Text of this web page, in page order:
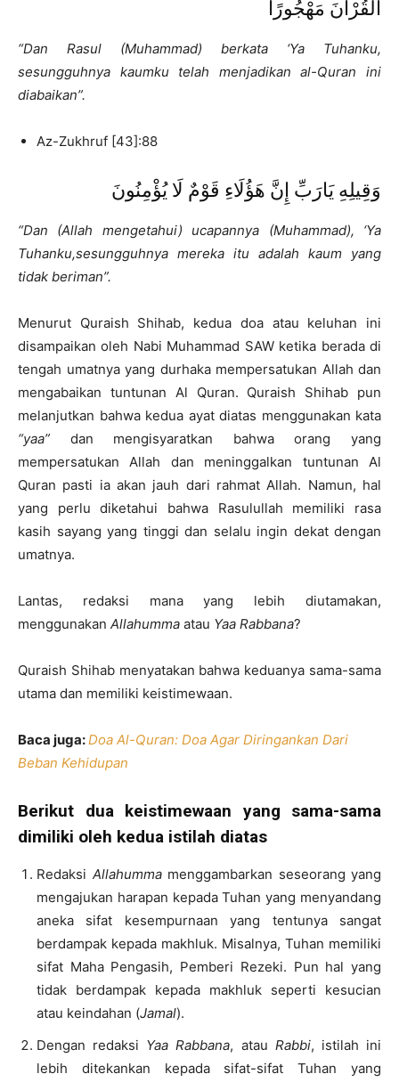
الْقُرْآنَ مَهْجُورًا
“Dan Rasul (Muhammad) berkata ‘Ya Tuhanku,
sesungguhnya kaumku telah menjadikan al-Quran ini
diabaikan”.
Az-Zukhruf [43]:88
وَقِيلِهِ يَارَبِّ إِنَّ هَؤُلَاءِ قَوْمٌ لَا يُؤْمِنُونَ
“Dan (Allah mengetahui) ucapannya (Muhammad), ‘Ya
Tuhanku,sesungguhnya mereka itu adalah kaum yang
tidak beriman”.
Menurut Quraish Shihab, kedua doa atau keluhan ini
disampaikan oleh Nabi Muhammad SAW ketika berada di
tengah umatnya yang durhaka mempersatukan Allah dan
mengabaikan tuntunan Al Quran. Quraish Shihab pun
melanjutkan bahwa kedua ayat diatas menggunakan kata
“yaa” dan mengisyaratkan bahwa orang yang
mempersatukan Allah dan meninggalkan tuntunan Al
Quran pasti ia akan jauh dari rahmat Allah. Namun, hal
yang perlu diketahui bahwa Rasulullah memiliki rasa
kasih sayang yang tinggi dan selalu ingin dekat dengan
umatnya.
Lantas, redaksi mana yang lebih diutamakan,
menggunakan Allahumma atau Yaa Rabbana?
Quraish Shihab menyatakan bahwa keduanya sama-sama
utama dan memiliki keistimewaan.
Baca juga:Doa Al-Quran: Doa Agar Diringankan Dari
Beban Kehidupan
Berikut dua keistimewaan yang sama-sama
dimiliki oleh kedua istilah diatas
Redaksi Allahummamenggambarkan seseorang yang
mengajukan harapan kepada Tuhan yang menyandang
aneka sifat kesempurnaan yang tentunya sangat
berdampak kepada makhluk. Misalnya, Tuhan memiliki
sifat Maha Pengasih, Pemberi Rezeki. Pun hal yang
tidak berdampak kepada makhluk seperti kesucian
atau keindahan (Jamal).
Dengan redaksi Yaa Rabbana, atau Rabbi, istilah ini
lebih ditekankan kepada sifat-sifat Tuhan yang